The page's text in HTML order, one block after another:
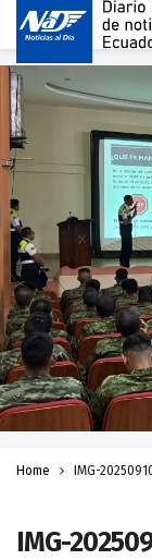
Home IMG-
IMG-